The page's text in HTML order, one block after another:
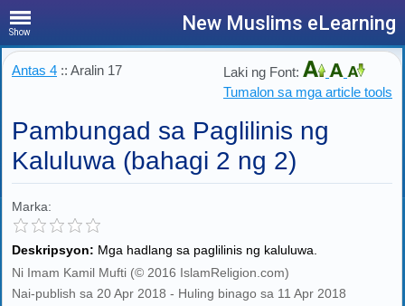
Show New Muslims eLearning
Antas 4 :: Aralin 17
Laki ng Font:
Tumalon sa mga article tools
Pambungad sa Paglilinis ng
Kaluluwa (bahagi 2 ng 2)
Marka:
Deskripsyon: Mga hadlang sa paglilinis ng kaluluwa.
Ni Imam Kamil Mufti (© 2016 IslamReligion.com)
Nai-publish sa 20 Apr 2018 - Huling binago sa 11 Apr 2018